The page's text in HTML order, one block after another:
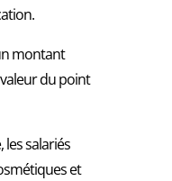
montant
du point
salariés
et